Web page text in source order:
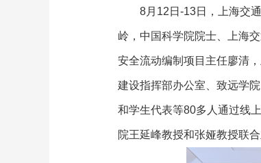
8月12日-13日，上海交
岭，中国科学院院士、上海
安全流动编制项目主任廖清
建设指挥部办公室、致远学
和学生代表等80多人通过线
院王延峰教授和张娅教授联合